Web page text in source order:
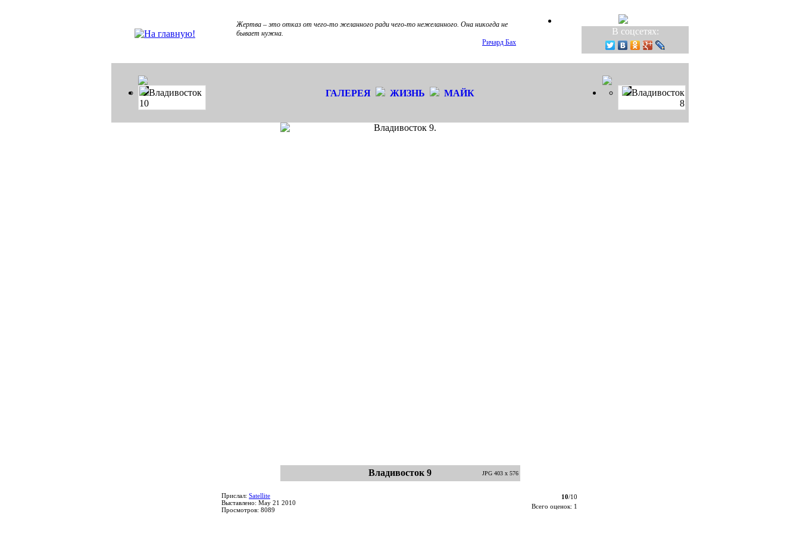
Жертва – это отказ от чего-то желанного ради чего-то нежеланного. Она никогда не
бывает нужна.
Ричард Бах
В соцсетях:
Владивосток
10
ГАЛЕРЕЯ ЖИЗНЬ МАЙК
Владивосток
8
Владивосток 9 JPG 403 x 576
Прислал: Satellite
Выставлено: May 21 2010
Просмотров: 8089
10/10
Всего оценок: 1